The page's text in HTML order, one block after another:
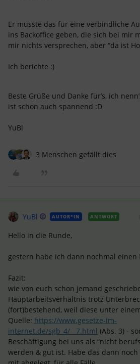
Er musste das für eine verbindliche
ins Backoffice geben, die sich bei mir
mir nichts versprechen, aber “da ist
Ich berichte :)
Beste Grüße und Danke für’s, ich
ist schon auch spannend :D
YuBl
3 Menschen gefällt dies
YuBl AUTOR*IN ANTWORT
Hello in die Runde,
gestern habe ich dann nochmal einen
Fazit:
wie von euch schon jemand
Hauptarbeitsverhältnis trotz
(fort)bestehend, weil diese unter
Quelle: https://www.gesetze-im-
internet.de/sgb_4/__7.html (Abs. 3) -
Beschäftigung bei uns als “nicht
werden & gut ist. Habe das dann